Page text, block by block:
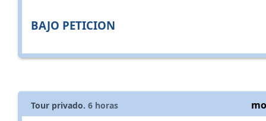
BAJO PETICION
Tour privado. 6 horas